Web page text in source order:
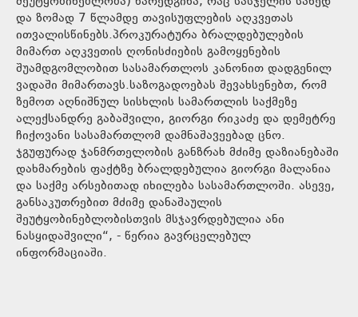
და ზომად 7 წლამდე თავისუფლების აღკვეთას
ითვალისწინებს.პროკურატურა ბრალდებულების
მიმართ აღკვეთის ღონისძიების გამოყენების
შუამდგომლობით სასამართლოს კანონით დადგენილ
ვადაში მიმართავს.საზოგადოებას შევახსენებთ, რომ
ზემოთ აღნიშნულ სისხლის სამართლის საქმეზე
ალექსანდრე გაბაშვილი, გიორგი რიკაძე და დემეტრე
ჩიქოვანი სასამართლომ დამნაშავეებად ცნო.
ჯგუფურად ჯანმრთელობის განზრახ მძიმე დაზიანებაში
დახმარების ფაქტზე ბრალდებულია გიორგი მალანია
და საქმე არსებითად იხილება სასამართლოში. ასევე,
განსაკუთრებით მძიმე დანაშაულის
შეუტყობინებლობისთვის მსჯავრდებულია ანი
ნასყიდაშვილი“, - წერია გავრცელებულ
ინფორმაციაში.